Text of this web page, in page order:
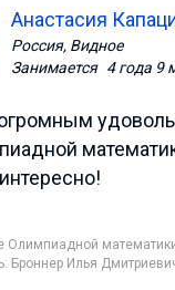
Анастасия
Россия, Видное
Занимается 4 года 9
Олимпиадной
Броннер Илья